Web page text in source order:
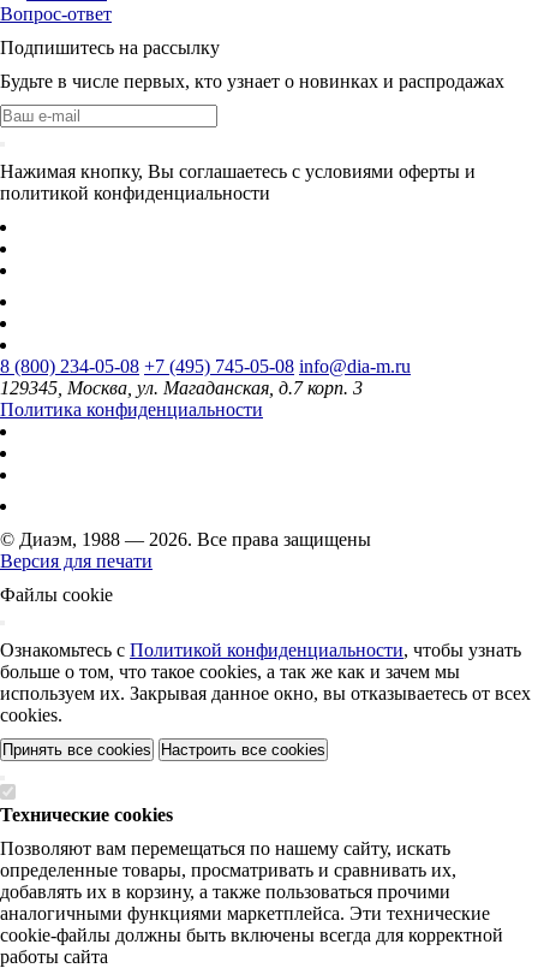
Вопрос-ответ
Подпишитесь на рассылку
Будьте в числе первых, кто узнает о новинках и распродажах
Нажимая кнопку, Вы соглашаетесь с условиями оферты и
политикой конфиденциальности
8 (800) 234-05-08 +7 (495) 745-05-08 info@dia-m.ru
129345, Москва, ул. Магаданская, д.7 корп. 3
Политика конфиденциальности
© Диаэм, 1988 — 2026. Все права защищены
Версия для печати
Файлы cookie
Ознакомьтесь с Политикой конфиденциальности, чтобы узнать
больше о том, что такое cookies, а так же как и зачем мы
используем их. Закрывая данное окно, вы отказываетесь от всех
cookies.
Принять все cookies Настроить все cookies
Технические cookies
Позволяют вам перемещаться по нашему сайту, искать
определенные товары, просматривать и сравнивать их,
добавлять их в корзину, а также пользоваться прочими
аналогичными функциями маркетплейса. Эти технические
cookie-файлы должны быть включены всегда для корректной
работы сайта